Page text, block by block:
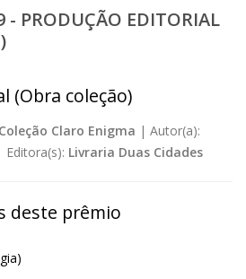
- PRODUÇÃO EDITORIAL
(Obra coleção)
Coleção Claro Enigma | Autor(a):
Editora(s): Livraria Duas Cidades
deste prêmio